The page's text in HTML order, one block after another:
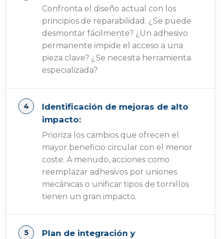
Confronta el diseño actual con los
principios de reparabilidad. ¿Se puede
desmontar fácilmente? ¿Un adhesivo
permanente impide el acceso a una
pieza clave? ¿Se necesita herramienta
especializada?
Identificación de mejoras de alto
impacto:
Prioriza los cambios que ofrecen el
mayor beneficio circular con el menor
coste. A menudo, acciones como
reemplazar adhesivos por uniones
mecánicas o unificar tipos de tornillos
tienen un gran impacto.
Plan de integración y